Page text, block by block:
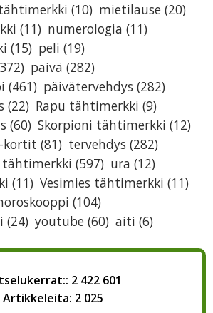
(10) mietilause (20)
(11) numerologia (11)
(15) peli (19)
päivä (282)
(461) päivätervehdys (282)
(22) Rapu tähtimerkki (9)
(60) Skorpioni tähtimerkki (12)
kortit (81) tervehdys (282)
tähtimerkki (597) ura (12)
(11) Vesimies tähtimerkki (11)
(104)
(24) youtube (60) äiti (6)
2 422 601
Artikkeleita: 2 025